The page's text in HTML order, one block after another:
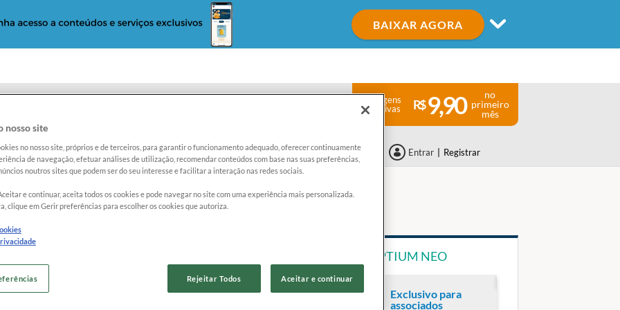
BAIXAR AGORA
Reclame com a Proteste Radar Proteste Entrar Registrar
Vantagens
Exclusivas
9,90
no
primeiro
mês
glicemia
ABBOTT FREESTYLE OPTIUM NEO
Exclusivo para
associados
nosso site
no nosso site, próprios e de terceiros, para garantir o funcionamento adequado, oferecer continuamente
de navegação, efetuar análises de utilização, recomendar conteúdos com base nas suas preferências,
noutros sites que podem ser do seu interesse e facilitar a interação nas redes sociais.
e continuar, aceita todos os cookies e pode navegar no site com uma experiência mais personalizada.
clique em Gerir preferências para escolher os cookies que autoriza.
Rejeitar Todos Aceitar e continuar